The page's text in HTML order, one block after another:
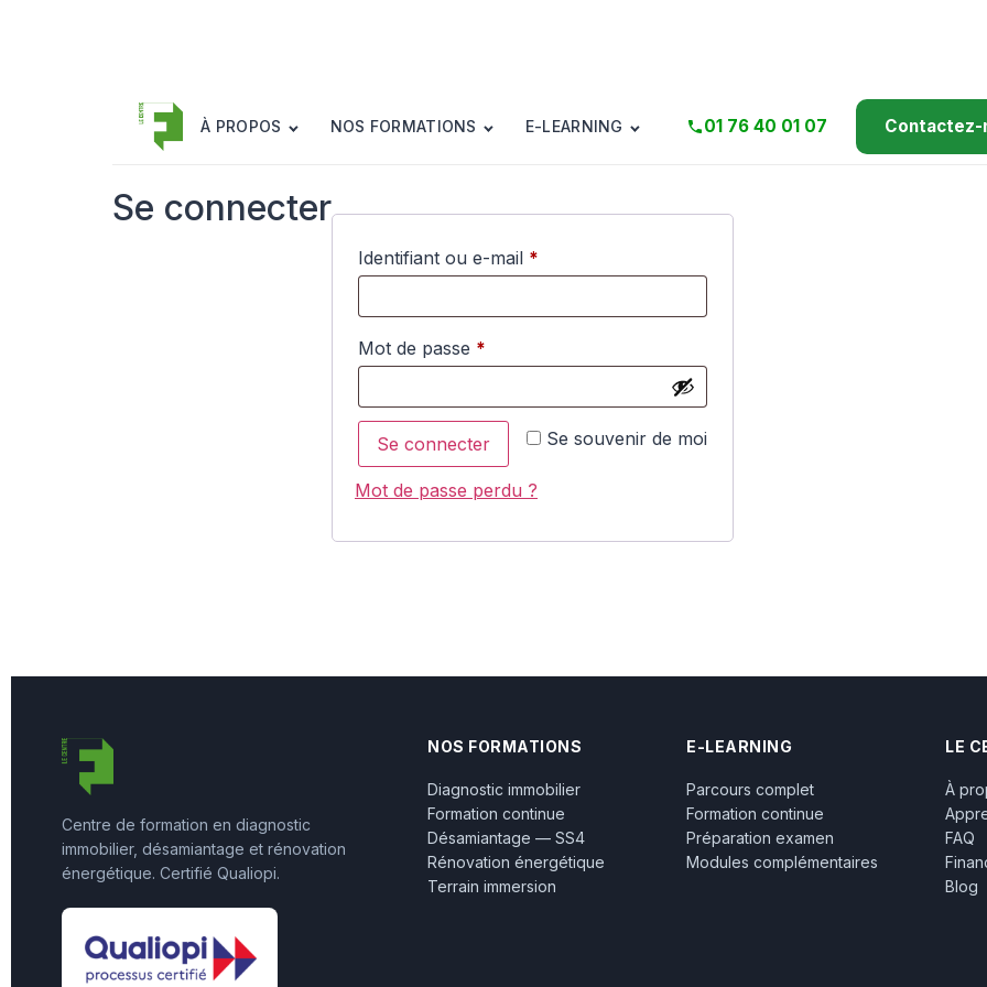
À PROPOS NOS FORMATIONS E-LEARNING 01 76 40 01 07 Contactez-
Mon compte
Se connecter
Identifiant ou e-mail *
Mot de passe *
Se souvenir de moi
Se connecter
Mot de passe perdu ?
Centre de formation en diagnostic
immobilier, désamiantage et rénovation
énergétique. Certifié Qualiopi.
NOS FORMATIONS
Diagnostic immobilier
Formation continue
Désamiantage — SS4
Rénovation énergétique
Terrain immersion
E-LEARNING
Parcours complet
Formation continue
Préparation examen
Modules complémentaires
LE
À
FAQ
Blog